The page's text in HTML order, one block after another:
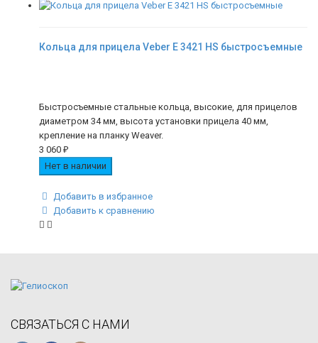
Кольца для прицела Veber E 3421 HS быстросъемные
Быстросъемные стальные кольца, высокие, для прицелов
диаметром 34 мм, высота установки прицела 40 мм,
крепление на планку Weaver.
3 060 ₽
Нет в наличии
Добавить в избранное
Добавить к сравнению
СВЯЗАТЬСЯ С НАМИ